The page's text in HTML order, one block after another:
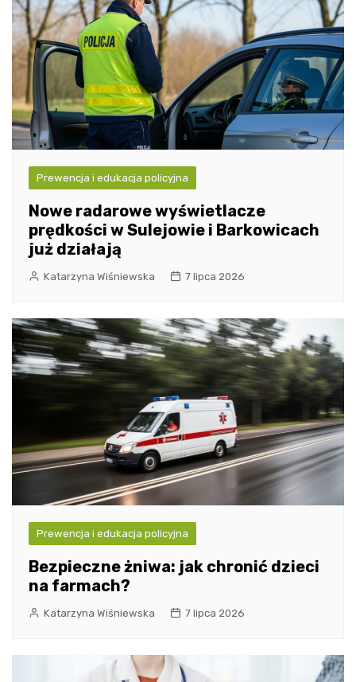
Prewencja i edukacja policyjna
Nowe radarowe wyświetlacze
prędkości w Sulejowie i Barkowicach
już działają
Katarzyna Wiśniewska 7 lipca 2026
Prewencja i edukacja policyjna
Bezpieczne żniwa: jak chronić dzieci
na farmach?
Katarzyna Wiśniewska 7 lipca 2026